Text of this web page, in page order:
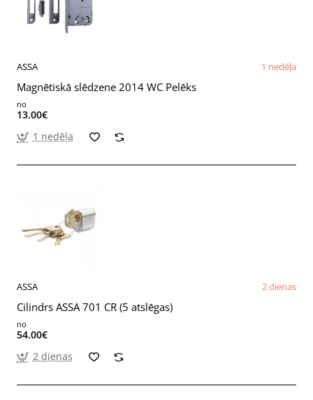
ASSA 1 nedēļa
Magnētiskā slēdzene 2014 WC Pelēks
no
13.00€
1 nedēļa
ASSA 2 dienas
Cilindrs ASSA 701 CR (5 atslēgas)
no
54.00€
2 dienas